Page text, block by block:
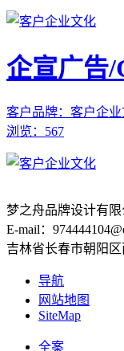
企宣广告/
客户品牌：客户企
浏览：567
梦之舟品牌设计有限
E-mail：
吉林省长春市朝阳
导航
网站地图
SiteMap
全案